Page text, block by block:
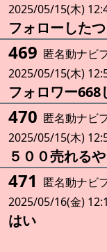
2025/05/15(木)
フォローした
469 匿名動ナビ
2025/05/15(木)
フォロワー
470 匿名動ナビ
2025/05/15(木)
５００売れるや
471 匿名動ナビ
2025/05/16(金)
はい